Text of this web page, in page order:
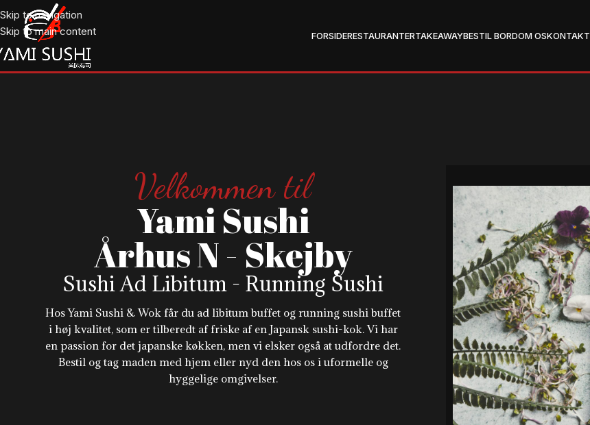
Skip to navigation
Skip to main content
FORSIDERESTAURANTERTAKEAWAYBESTIL BORDOM OSKONTAKT
Velkommen til
Yami Sushi
Århus N - Skejby
Sushi Ad Libitum - Running Sushi
Hos Yami Sushi & Wok får du ad libitum buffet og running sushi buffet
i høj kvalitet, som er tilberedt af friske af en Japansk sushi-kok. Vi har
en passion for det japanske køkken, men vi elsker også at udfordre det.
Bestil og tag maden med hjem eller nyd den hos os i uformelle og
hyggelige omgivelser.